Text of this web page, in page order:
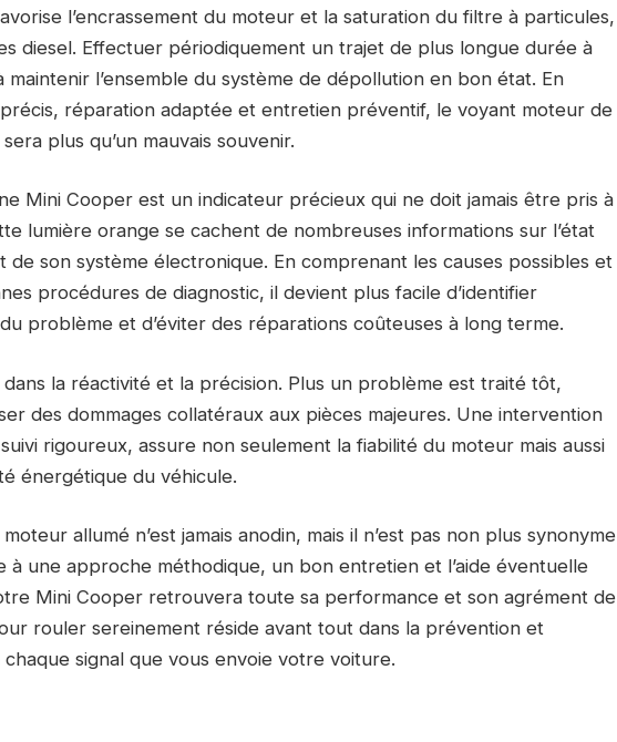
l’encrassement du moteur et la saturation du filtre à particules,
diesel. Effectuer périodiquement un trajet de plus longue durée à
maintenir l’ensemble du système de dépollution en bon état. En
réparation adaptée et entretien préventif, le voyant moteur de
plus qu’un mauvais souvenir.
Mini Cooper est un indicateur précieux qui ne doit jamais être pris à
lumière orange se cachent de nombreuses informations sur l’état
de son système électronique. En comprenant les causes possibles et
procédures de diagnostic, il devient plus facile d’identifier
problème et d’éviter des réparations coûteuses à long terme.
la réactivité et la précision. Plus un problème est traité tôt,
des dommages collatéraux aux pièces majeures. Une intervention
rigoureux, assure non seulement la fiabilité du moteur mais aussi
énergétique du véhicule.
allumé n’est jamais anodin, mais il n’est pas non plus synonyme
à une approche méthodique, un bon entretien et l’aide éventuelle
Mini Cooper retrouvera toute sa performance et son agrément de
rouler sereinement réside avant tout dans la prévention et
chaque signal que vous envoie votre voiture.